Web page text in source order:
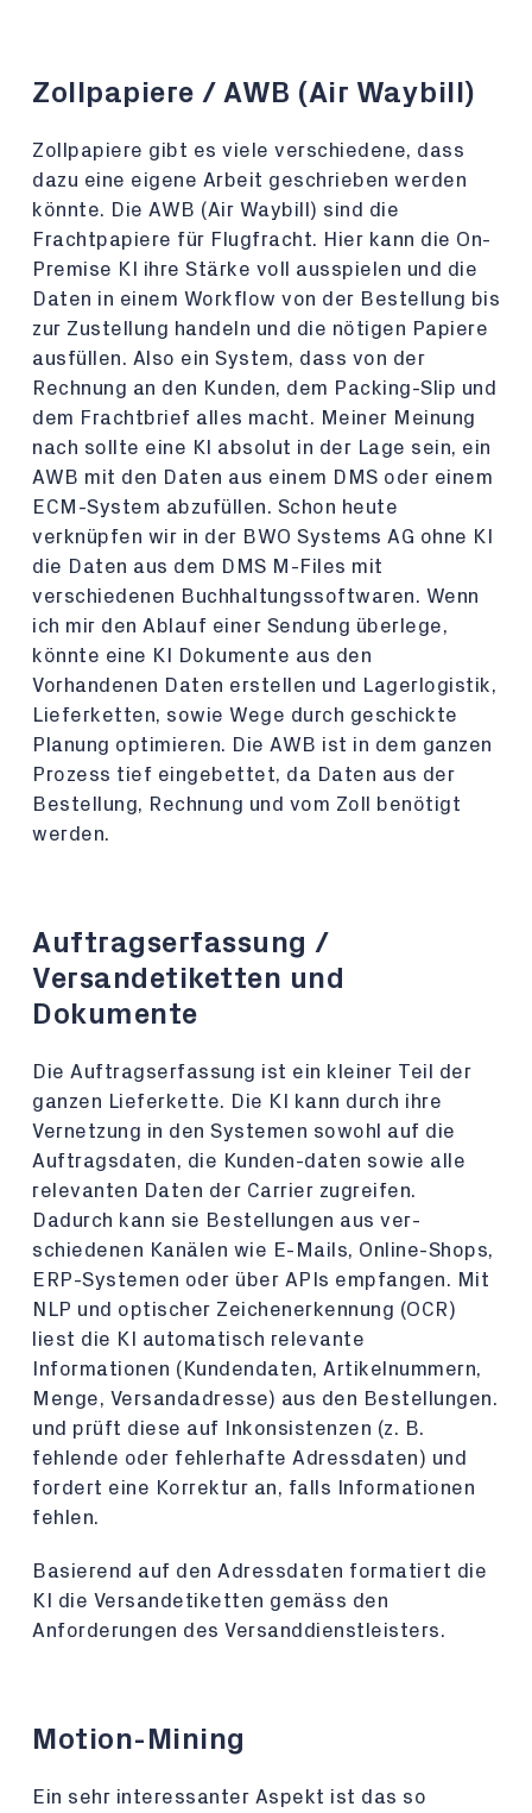
Zollpapiere / AWB (Air Waybill)
Zollpapiere gibt es viele verschiedene, dass
dazu eine eigene Arbeit geschrieben werden
könnte. Die AWB (Air Waybill) sind die
Frachtpapiere für Flugfracht. Hier kann die On-
Premise KI ihre Stärke voll ausspielen und die
Daten in einem Workflow von der Bestellung bis
zur Zustellung handeln und die nötigen Papiere
ausfüllen. Also ein System, dass von der
Rechnung an den Kunden, dem Packing-Slip und
dem Frachtbrief alles macht. Meiner Meinung
nach sollte eine KI absolut in der Lage sein, ein
AWB mit den Daten aus einem DMS oder einem
ECM-System abzufüllen. Schon heute
verknüpfen wir in der BWO Systems AG ohne KI
die Daten aus dem DMS M-Files mit
verschiedenen Buchhaltungssoftwaren. Wenn
ich mir den Ablauf einer Sendung überlege,
könnte eine KI Dokumente aus den
Vorhandenen Daten erstellen und Lagerlogistik,
Lieferketten, sowie Wege durch geschickte
Planung optimieren. Die AWB ist in dem ganzen
Prozess tief eingebettet, da Daten aus der
Bestellung, Rechnung und vom Zoll benötigt
werden.
Auftragserfassung /
Versandetiketten und
Dokumente
Die Auftragserfassung ist ein kleiner Teil der
ganzen Lieferkette. Die KI kann durch ihre
Vernetzung in den Systemen sowohl auf die
Auftragsdaten, die Kunden-daten sowie alle
relevanten Daten der Carrier zugreifen.
Dadurch kann sie Bestellungen aus ver-
schiedenen Kanälen wie E-Mails, Online-Shops,
ERP-Systemen oder über APIs empfangen. Mit
NLP und optischer Zeichenerkennung (OCR)
liest die KI automatisch relevante
Informationen (Kundendaten, Artikelnummern,
Menge, Versandadresse) aus den Bestellungen.
und prüft diese auf Inkonsistenzen (z. B.
fehlende oder fehlerhafte Adressdaten) und
fordert eine Korrektur an, falls Informationen
fehlen.
Basierend auf den Adressdaten formatiert die
KI die Versandetiketten gemäss den
Anforderungen des Versanddienstleisters.
Motion-Mining
Ein sehr interessanter Aspekt ist das so